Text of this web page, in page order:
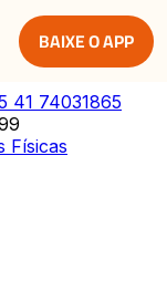
BAIXE O APP
41 74031865
Físicas